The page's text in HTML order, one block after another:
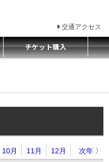
交通アクセス
チケット購入
10月 11月 12月 次年 〉